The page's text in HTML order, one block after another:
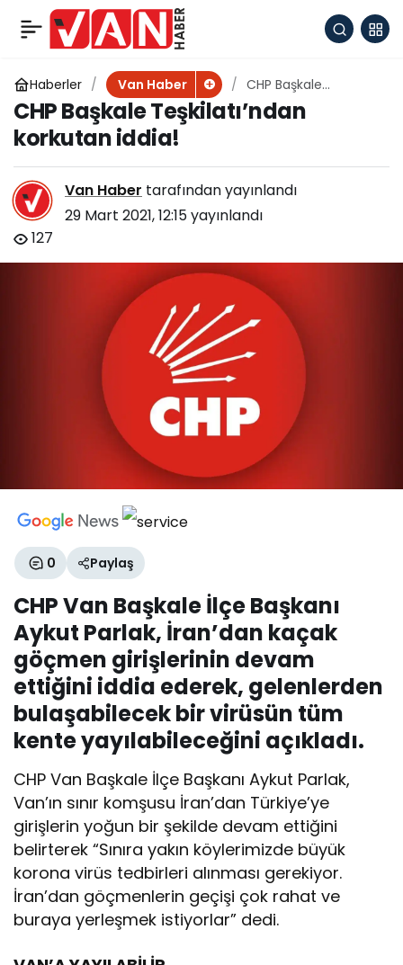
Haberler Van Haber
CHP Başkale
Teşkilatı’ndan
korkutan iddia!
CHP Başkale Teşkilatı’ndan
korkutan iddia!
Van Haber tarafından yayınlandı
29 Mart 2021, 12:15yayınlandı
127
0 Paylaş
CHP Van Başkale İlçe Başkanı
Aykut Parlak, İran’dan kaçak
göçmen girişlerinin devam
ettiğini iddia ederek, gelenlerden
bulaşabilecek bir virüsün tüm
kente yayılabileceğini açıkladı.
CHP Van Başkale İlçe Başkanı Aykut Parlak,
Van’ın sınır komşusu İran’dan Türkiye’ye
girişlerin yoğun bir şekilde devam ettiğini
belirterek “Sınıra yakın köylerimizde büyük
korona virüs tedbirleri alınması gerekiyor.
İran’dan göçmenlerin geçişi çok rahat ve
buraya yerleşmek istiyorlar” dedi.
Erciş’te Jandarma
ekipleri vatandaşları
bilgilendiriyor
Paylaş